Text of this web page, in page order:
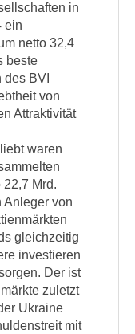
in
ein
netto 32,4
beste
BVI
von
Attraktivität
waren
Mrd.
Anleger von
gleichzeitig
investieren
Der ist
zuletzt
Ukraine
mit